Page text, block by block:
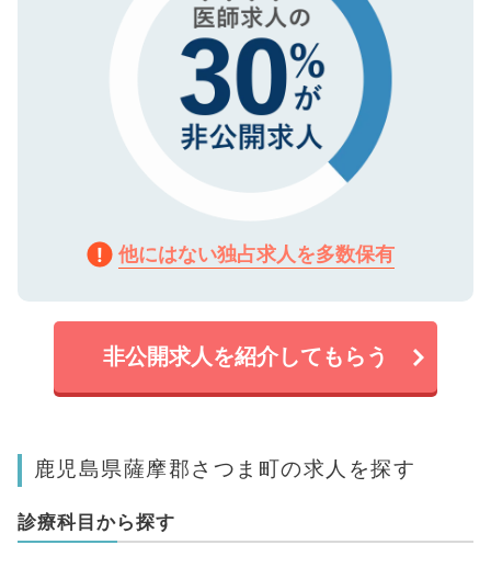
他にはない独占求人を多数保有
非公開求人を紹介してもらう
鹿児島県薩摩郡さつま町の求人を探す
診療科目から探す